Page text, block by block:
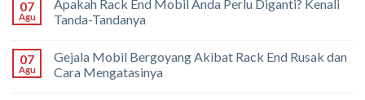
07
Agu
Apakah Rack End Mobil Anda Perlu Diganti? Kenali
Tanda-Tandanya
07
Agu
Gejala Mobil Bergoyang Akibat Rack End Rusak dan
Cara Mengatasinya